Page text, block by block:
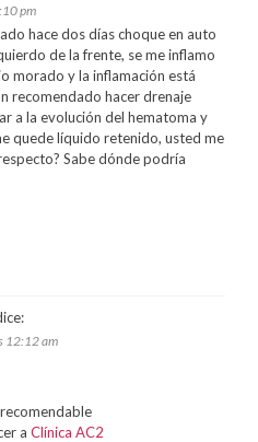
pm
hace dos días choque en auto
de la frente, se me inflamo
morado y la inflamación está
recomendado hacer drenaje
a la evolución del hematoma y
quede líquido retenido, usted me
Sabe dónde podría
12:12 am
a Clínica AC2